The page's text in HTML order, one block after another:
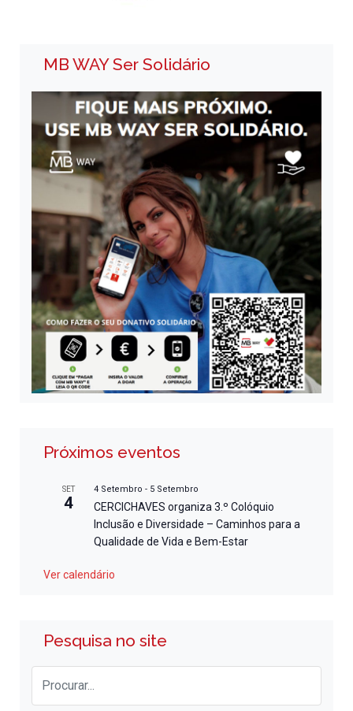
MB WAY Ser Solidário
Próximos eventos
SET
4
4 Setembro - 5 Setembro
CERCICHAVES organiza 3.º Colóquio
Inclusão e Diversidade – Caminhos para a
Qualidade de Vida e Bem-Estar
Ver calendário
Pesquisa no site